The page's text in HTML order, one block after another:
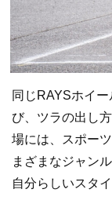
同じRAYSホイ
び、ツラの出し
場には、スポーツ
まざまなジャン
自分らしいスタ